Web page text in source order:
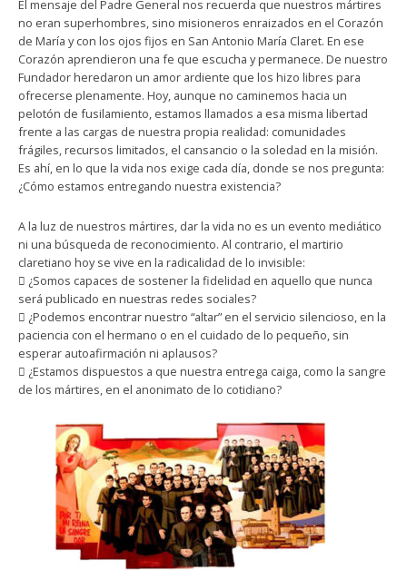
El mensaje del Padre General nos recuerda que nuestros mártires
no eran superhombres, sino misioneros enraizados en el Corazón
de María y con los ojos fijos en San Antonio María Claret. En ese
Corazón aprendieron una fe que escucha y permanece. De nuestro
Fundador heredaron un amor ardiente que los hizo libres para
ofrecerse plenamente. Hoy, aunque no caminemos hacia un
pelotón de fusilamiento, estamos llamados a esa misma libertad
frente a las cargas de nuestra propia realidad: comunidades
frágiles, recursos limitados, el cansancio o la soledad en la misión.
Es ahí, en lo que la vida nos exige cada día, donde se nos pregunta:
¿Cómo estamos entregando nuestra existencia?
A la luz de nuestros mártires, dar la vida no es un evento mediático
ni una búsqueda de reconocimiento. Al contrario, el martirio
claretiano hoy se vive en la radicalidad de lo invisible:
 ¿Somos capaces de sostener la fidelidad en aquello que nunca
será publicado en nuestras redes sociales?
 ¿Podemos encontrar nuestro “altar” en el servicio silencioso, en la
paciencia con el hermano o en el cuidado de lo pequeño, sin
esperar autoafirmación ni aplausos?
 ¿Estamos dispuestos a que nuestra entrega caiga, como la sangre
de los mártires, en el anonimato de lo cotidiano?